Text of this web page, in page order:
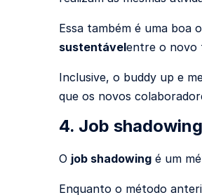
Essa também é uma boa
sustentávelentre o novo
Inclusive, o buddy up e
que os novos
4. Job shadowing
O job shadowing é um
Enquanto o método